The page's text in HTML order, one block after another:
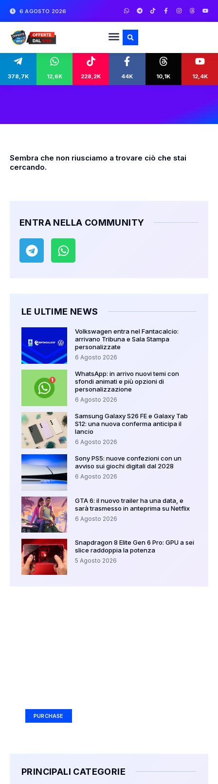
6 AGOSTO 2026
378,7K 12,6K 228,2K 44K 10,1K 12,4K
Sembra che non riusciamo a trovare ciò che stai
cercando.
ENTRA NELLA COMMUNITY
LE ULTIME NEWS
Volkswagen entra nel Fantacalcio:
arrivano Tribuna e Sala Stampa
personalizzate
6 Agosto 2026
WhatsApp: in arrivo nuovi temi con
sfondi animati e più opzioni di
personalizzazione
6 Agosto 2026
Samsung Galaxy S26 FE e Galaxy Tab
S12: una nuova conferma anticipa il
lancio
6 Agosto 2026
Sony PS5: nuove confezioni con un
avviso sui giochi digitali dal 2028
6 Agosto 2026
GTA 6: il nuovo trailer ha una data, e
sarà trasmesso in anteprima su Netflix
6 Agosto 2026
Snapdragon 8 Elite Gen 6 Pro: GPU a sei
slice raddoppia la potenza
5 Agosto 2026
PURCHASE
PRINCIPALI CATEGORIE